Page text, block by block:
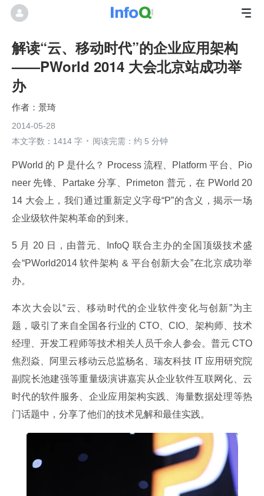
解读“云、移动时代”的企业应用架构
——PWorld 2014 大会北京站成功举
办
景琦
2014-05-28
本文字数：1414 字
阅读完需：约 5 分钟
PWorld 的 P 是什么？ Process 流程、Platform 平台、Pio
neer 先锋、Partake 分享、Primeton 普元，在 PWorld 20
14 大会上，我们通过重新定义字母“P”的含义，揭示一场
企业级软件架构革命的到来。
5 月 20 日，由普元、InfoQ 联合主办的全国顶级技术盛
会“PWorld2014 软件架构 & 平台创新大会”在北京成功举
办。
本次大会以“云、移动时代的企业软件变化与创新”为主
题，吸引了来自全国各行业的 CTO、CIO、架构师、技术
经理、开发工程师等技术相关人员千余人参会。普元 CTO
焦烈焱、阿里云移动云总监杨名、瑞友科技 IT 应用研究院
副院长池建强等重量级演讲嘉宾从企业软件互联网化、云
时代的软件服务、企业应用架构实践、海量数据处理等热
门话题中，分享了他们的技术见解和最佳实践。